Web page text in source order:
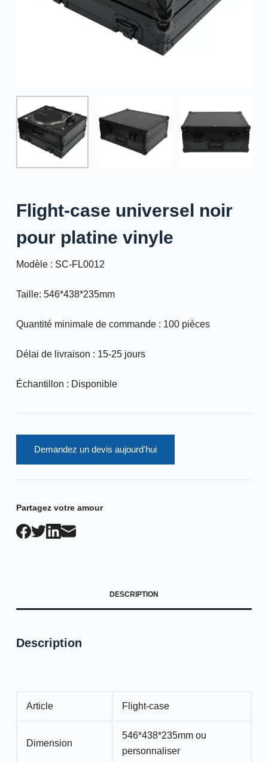
Flight-case universel noir
pour platine vinyle
Modèle : SC-FL0012
Taille: 546*438*235mm
Quantité minimale de commande : 100 pièces
Délai de livraison : 15-25 jours
Échantillon : Disponible
Demandez un devis aujourd'hui
Partagez votre amour
DESCRIPTION
Description
Article Flight-case
Dimension
546*438*235mm ou
personnaliser